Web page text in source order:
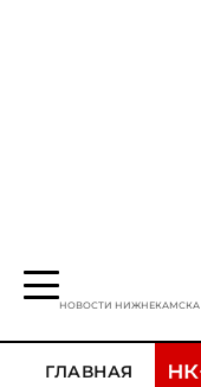
НОВОСТИ НИЖНЕКАМСКА
ГЛАВНАЯ